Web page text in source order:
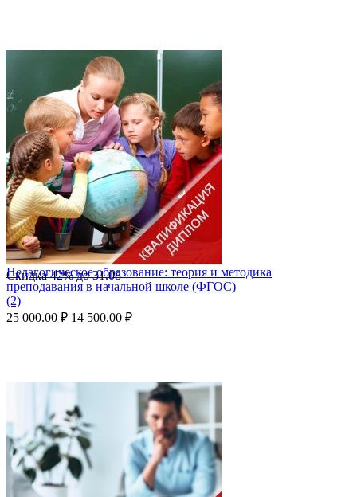
Скидка42%до31.08
Педагогическое образование: теория и методика
преподавания в начальной школе (ФГОС)
(2)
25 000.00 ₽ 14 500.00 ₽